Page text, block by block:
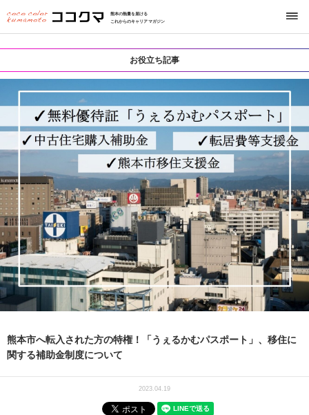
熊本の熱量を届ける
これからのキャリアマガジン
お役立ち記事
熊本市へ転入された方の特権！「うぇるかむパスポート」、移住に
関する補助金制度について
2023.04.19